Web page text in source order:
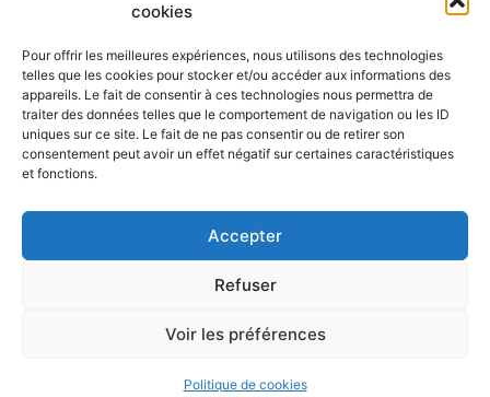
cookies
Pour offrir les meilleures expériences, nous utilisons des technologies
telles que les cookies pour stocker et/ou accéder aux informations des
appareils. Le fait de consentir à ces technologies nous permettra de
traiter des données telles que le comportement de navigation ou les ID
uniques sur ce site. Le fait de ne pas consentir ou de retirer son
consentement peut avoir un effet négatif sur certaines caractéristiques
et fonctions.
Accepter
Refuser
Voir les préférences
Politique de cookies
*En vous abonnant vous acceptez lapolitique de
confidentialité
Contact et horaires
Politique de confidentialité Mentions Légales